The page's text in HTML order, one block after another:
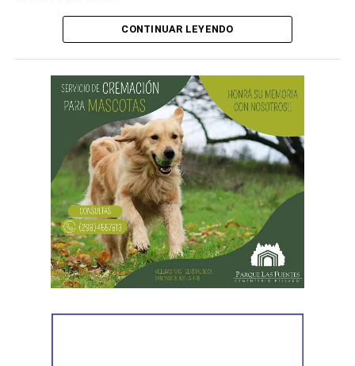
Desde Vialidad Nacional informaron que,durante las
próximas semanas, el operativo de bacheo será
reforzado con dos nuevas cuadrillas de trabajo y dos
camiones bacheadores, lo que permitirá incrementar
el ritmo de ejecución y optimizar las tareas de
mantenimiento en distintos puntos del Alto Valle.
Por otra parte, el organismo avanza con el relevamiento
CONTINUAR LEYENDO